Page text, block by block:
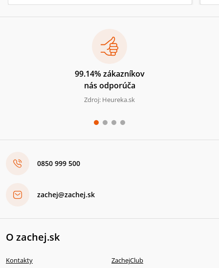
99.14% zákazníkov
nás odporúča
Zdroj: Heureka.sk
0850 999 500
zachej@zachej.sk
O zachej.sk
Kontakty
ZachejClub